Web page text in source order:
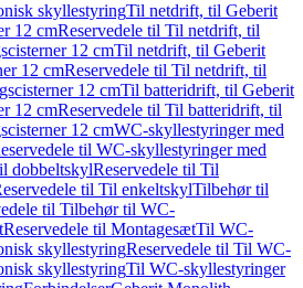
skyllestyringTil netdrift, til Geberit
12 cmReservedele til Til netdrift, til
12 cmTil netdrift, til Geberit
12 cmReservedele til Til netdrift, til
12 cmTil batteridrift, til Geberit
12 cmReservedele til Til batteridrift, til
12 cmWC-skyllestyringer med
til WC-skyllestyringer med
dobbeltskylReservedele til Til
til Til enkeltskylTilbehør til
til Tilbehør til WC-
Reservedele til MontagesætTil WC-
skyllestyringReservedele til Til WC-
skyllestyringTil WC-skyllestyringer